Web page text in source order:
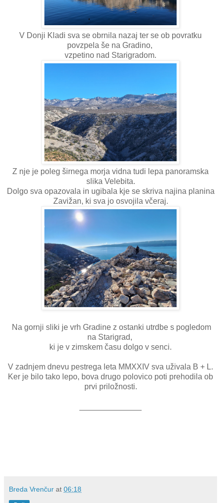
V Donji Kladi sva se obrnila nazaj ter se ob povratku
povzpela še na Gradino,
vzpetino nad Starigradom.
Z nje je poleg širnega morja vidna tudi lepa panoramska
slika Velebita.
Dolgo sva opazovala in ugibala kje se skriva najina planina
Zavižan, ki sva jo osvojila včeraj.
Na gornji sliki je vrh Gradine z ostanki utrdbe s pogledom
na Starigrad,
ki je v zimskem času dolgo v senci.
V zadnjem dnevu pestrega leta MMXXIV sva uživala B + L.
Ker je bilo tako lepo, bova drugo polovico poti prehodila ob
prvi priložnosti.
Breda Vrenčur at 06:18